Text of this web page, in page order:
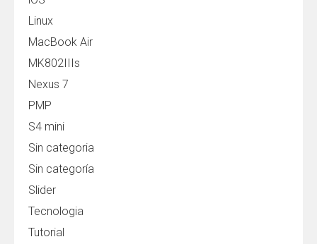
Linux
MacBook Air
MK802IIIs
Nexus 7
PMP
S4 mini
Sin categoria
Sin categoría
Slider
Tecnologia
Tutorial